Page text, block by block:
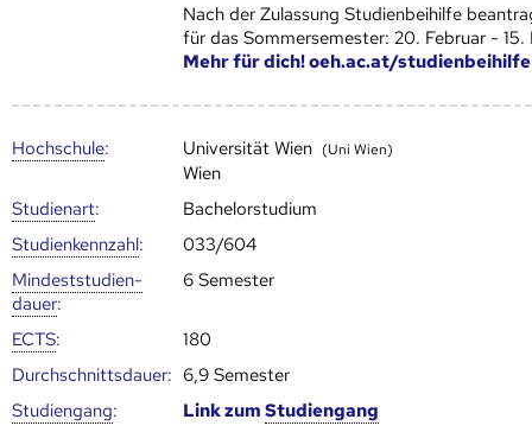
Nach der Zulassung Studienbeihilfe
für das Sommersemester: 20. Februar - 15.
Mehr für dich! oeh.ac.at/studienbeihilfe
Hoch­schule: Universität Wien (Uni Wien)
Wien
Studienart:
Bachelorstudium
Studien­kenn­zahl:
033/604
Mindest­studien­
dauer:
6 Semester
ECTS:
180
Durch­schnitts­dauer: 6,9 Semester
Studien­gang: Link zumStudien­gang